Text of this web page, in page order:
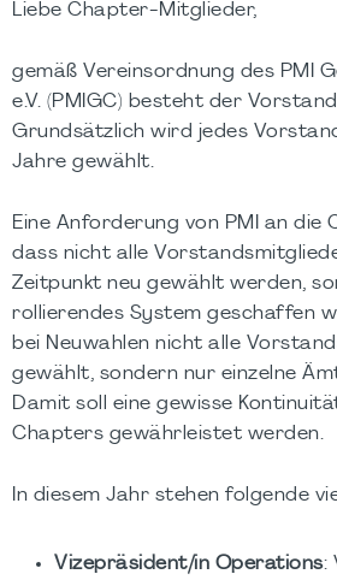
Liebe Chapter-Mitglieder,
gemäß Vereinsordnung des PMI
e.V. (PMIGC) besteht der
Grundsätzlich wird jedes
Jahre gewählt.
Eine Anforderung von PMI an die
dass nicht alle
Zeitpunkt neu gewählt werden,
rollierendes System geschaffen
bei Neuwahlen nicht alle
gewählt, sondern nur einzelne
Damit soll eine gewisse
Chapters gewährleistet werden.
In diesem Jahr stehen folgende
Vizepräsident/in Operations: